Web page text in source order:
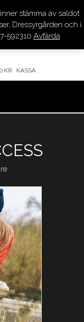
SERVICE
KR KASSA
stämma av saldot
Dressyrgården och i
592310 Avfärda